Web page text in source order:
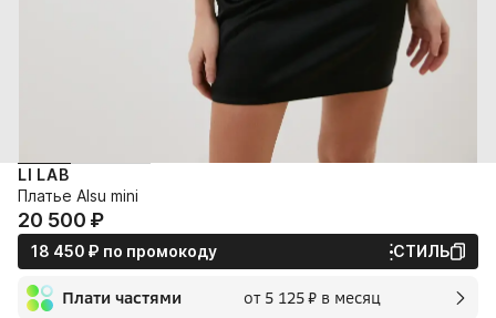
LI LAB
Платье Alsu mini
20 500⁠ ⁠₽
18 450⁠ ⁠₽ по промокоду СТИЛЬ
Плати частями от 5 125⁠ ⁠₽ в месяц
2 мес.